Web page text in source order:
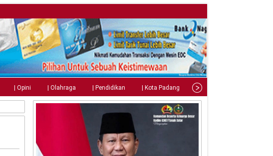
| Opini | Olahraga | Pendidikan | Kota Padang | Tips